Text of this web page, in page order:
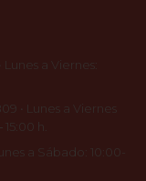
a Viernes:
• Lunes a Viernes
h.
a Sábado: 10:00-